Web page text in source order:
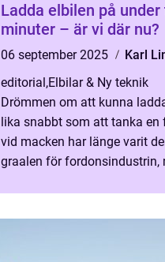
Ladda elbilen på under
minuter – är vi där nu?
06 september 2025
Karl
editorial,Elbilar & Ny teknik
Drömmen om att kunna
lika snabbt som att tanka en
vid macken har länge varit
graalen för fordonsindustrin,